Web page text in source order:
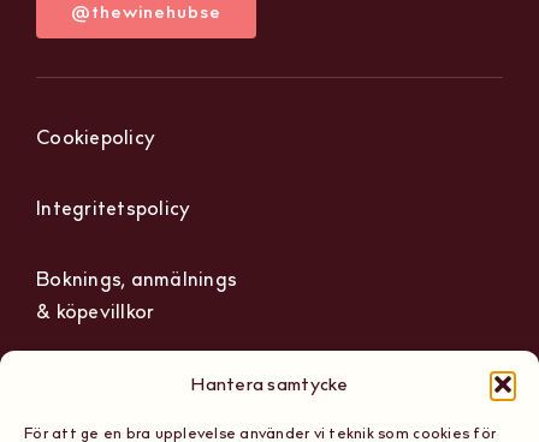
Hantera samtycke
För att ge en bra upplevelse använder vi teknik som cookies för
@thewinehubse
Cookiepolicy
Integritetspolicy
Boknings, anmälnings
& köpevillkor